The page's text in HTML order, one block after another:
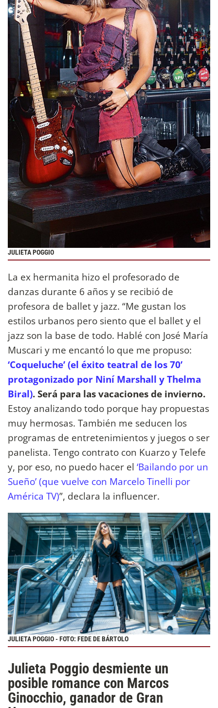
JULIETA POGGIO
La ex hermanita hizo el profesorado de
danzas durante 6 años y se recibió de
profesora de ballet y jazz. “Me gustan los
estilos urbanos pero siento que el ballet y el
jazz son la base de todo. Hablé con José María
Muscari y me encantó lo que me propuso:
‘Coqueluche’ (el éxito teatral de los 70’
protagonizado por Niní Marshall y Thelma
Biral). Será para las vacaciones de invierno.
Estoy analizando todo porque hay propuestas
muy hermosas. También me seducen los
programas de entretenimientos y juegos o ser
panelista. Tengo contrato con Kuarzo y Telefe
y, por eso, no puedo hacer el ‘Bailando por un
Sueño’ (que vuelve con Marcelo Tinelli por
América TV)”, declara la influencer.
JULIETA POGGIO - FOTO: FEDE DE BÁRTOLO
Julieta Poggio desmiente un
posible romance con Marcos
Ginocchio, ganador de Gran